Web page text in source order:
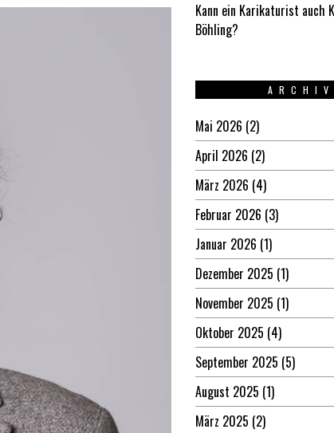
Kann ein Karikaturist auch
Böhling?
ARCHIV
Mai 2026 (2)
April 2026 (2)
März 2026 (4)
Februar 2026 (3)
Januar 2026 (1)
Dezember 2025 (1)
November 2025 (1)
Oktober 2025 (4)
September 2025 (5)
August 2025 (1)
März 2025 (2)